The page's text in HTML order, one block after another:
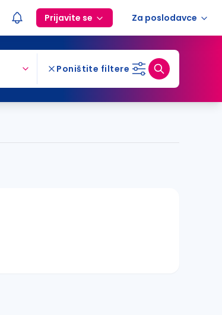
Prijavite se Za poslodavce
Poništite filtere